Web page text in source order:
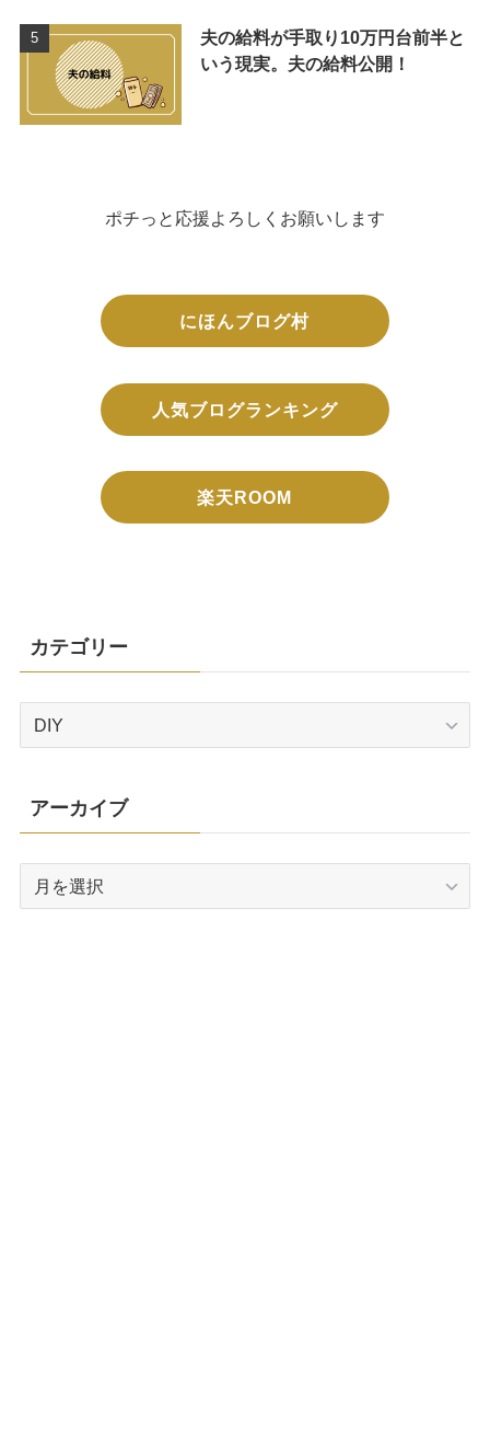
夫の給料が手取り10万円台前半と
いう現実。夫の給料公開！
ポチっと応援よろしくお願いします
にほんブログ村
人気ブログランキング
楽天ROOM
カテゴリー
カ
リ
ー
アーカイブ